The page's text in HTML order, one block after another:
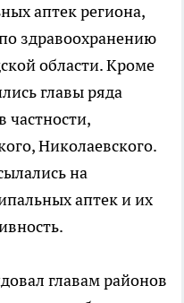
аптек региона,
здравоохранению
области. Кроме
главы ряда
частности,
Николаевского.
на
аптек и их
главам районов